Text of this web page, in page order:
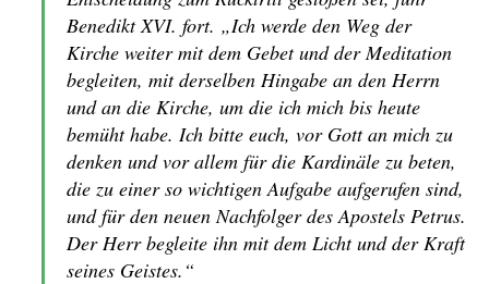
Benedikt XVI. fort. „Ich werde den Weg der
Kirche weiter mit dem Gebet und der Meditation
begleiten, mit derselben Hingabe an den Herrn
und an die Kirche, um die ich mich bis heute
bemüht habe. Ich bitte euch, vor Gott an mich zu
denken und vor allem für die Kardinäle zu beten,
die zu einer so wichtigen Aufgabe aufgerufen sind,
und für den neuen Nachfolger des Apostels Petrus.
Der Herr begleite ihn mit dem Licht und der Kraft
seines Geistes.“